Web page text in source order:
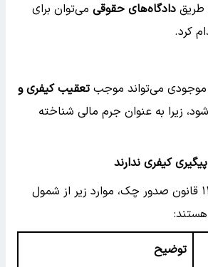
طریق دادگاه‌های حقوقی می‌توان برای
کرد.
موجودی می‌تواند موجبتعقیب کیفری و
شود، زیرا به عنوان جرم مالی شناخته
کیفری ندارند
بر اساس مواد ۱۱ و ۱۳ قانون صدور چک، موارد زیر از شمول
توضیح